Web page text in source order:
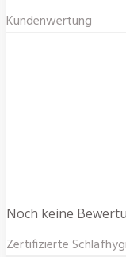
Kundenwertung
Noch keine
Zertifizierte